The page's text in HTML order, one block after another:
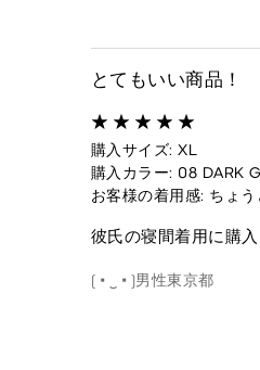
とてもいい商品！
購入サイズ: XL
購入カラー: 08 DARK
お客様の着用感: ちょ
彼氏の寝間着用に購
(⁠•⁠‿⁠•⁠)男性東京都